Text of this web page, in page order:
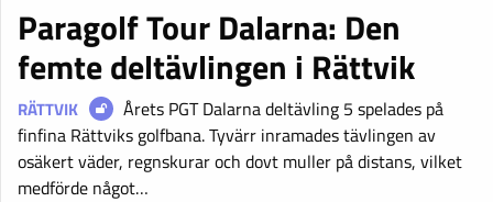
Paragolf Tour Dalarna: Den
femte deltävlingen i Rättvik
RÄTTVIK
Årets PGT Dalarna deltävling 5 spelades på
finfina Rättviks golfbana. Tyvärr inramades tävlingen av
osäkert väder, regnskurar och dovt muller på distans, vilket
medförde något…